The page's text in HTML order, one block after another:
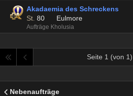
Akadaemia des Schreckens
St. 80 Eulmore
Aufträge Kholusia
Seite 1 (von 1)
Nebenaufträge